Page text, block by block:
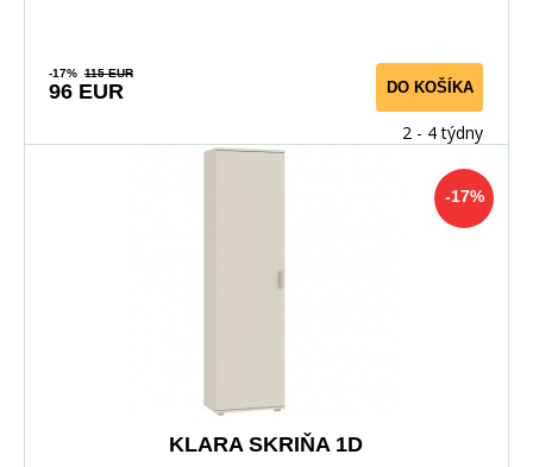
-17% 115 EUR
96 EUR DO KOŠÍKA
2 - 4 týdny
-17%
KLARA SKRIŇA 1D